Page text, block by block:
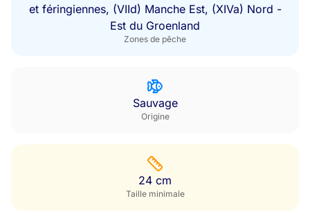
et féringiennes, (VIId) Manche Est, (XIVa) Nord -
Est du Groenland
Zones de pêche
Sauvage
Origine
24 cm
Taille minimale